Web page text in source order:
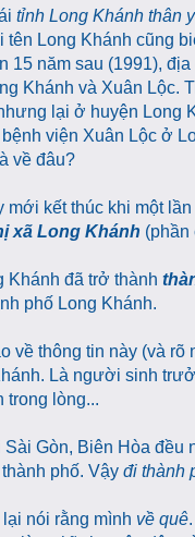
tỉnh Long Khánh thân
tên Long Khánh cũng
15 năm sau (1991),
Khánh và Xuân Lộc.
lại ở huyện
viện Xuân Lộc ở
về đâu?
kết thúc khi một
xã Long Khánh (phần
Khánh đã trở thành
phố Long Khánh.
thông tin này (và rõ
Là người sinh
trong lòng...
Gòn, Biên Hòa đều
phố. Vậy đi thành
nói rằng mình về quê